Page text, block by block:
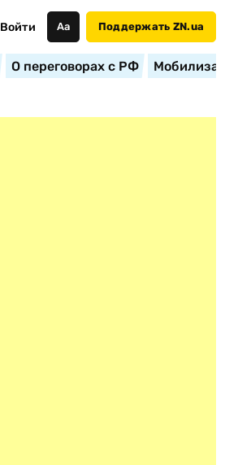
Войти Аа Поддержать ZN.ua
О переговорах с РФ